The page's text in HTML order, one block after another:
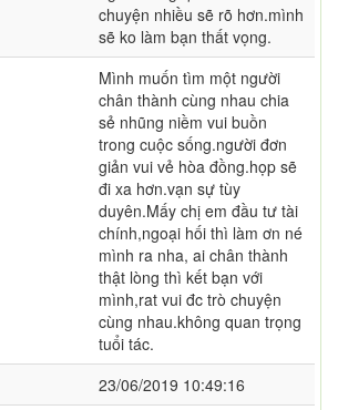
chuyện nhiều sẽ rõ hơn.mình
sẽ ko làm bạn thất vọng.
Mình muốn tìm một người
chân thành cùng nhau chia
sẻ nhũng niềm vui buồn
trong cuộc sống.người đơn
giản vui vẻ hòa đồng.họp sẽ
đi xa hơn.vạn sự tùy
duyên.Mấy chị em đầu tư tài
chính,ngoại hối thì làm ơn né
mình ra nha, ai chân thành
thật lòng thì kết bạn với
mình,rat vui đc trò chuyện
cùng nhau.không quan trọng
tuổi tác.
23/06/2019 10:49:16